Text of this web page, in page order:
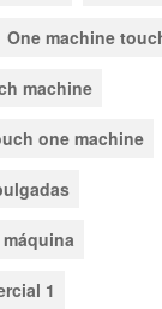
One machine
machine
one machine
1